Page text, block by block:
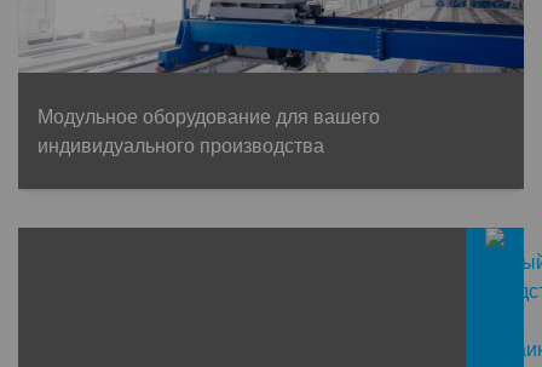
Модульное оборудование для вашего
индивидуального производства